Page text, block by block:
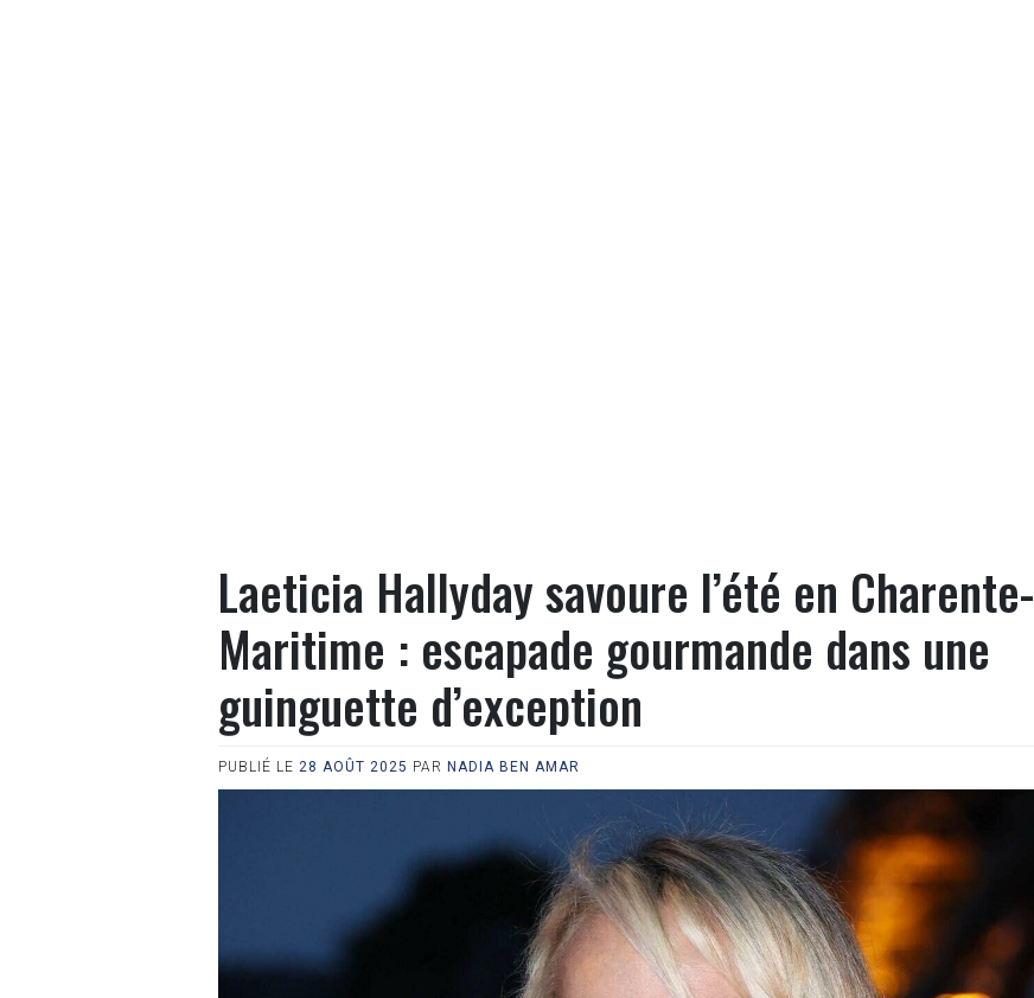
Laeticia Hallyday savoure l’été en Charente-
Maritime : escapade gourmande dans une
guinguette d’exception
PUBLIÉ LE 28 AOÛT 2025 PAR NADIA BEN AMAR